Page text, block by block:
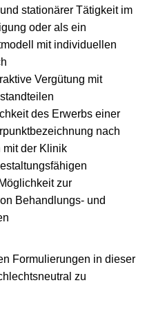
stationärer Tätigkeit im
oder als ein
mit individuellen
Vergütung mit
des Erwerbs einer
nach
mit der Klinik
zur
Behandlungs- und
Formulierungen in dieser
zu